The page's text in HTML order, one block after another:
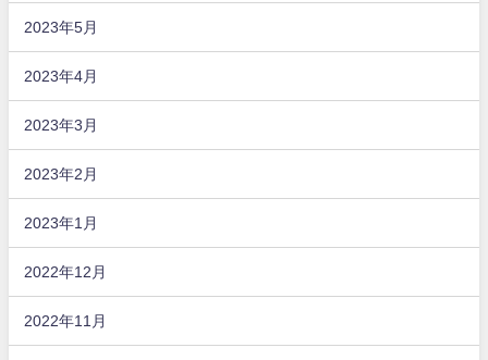
2023年5月
2023年4月
2023年3月
2023年2月
2023年1月
2022年12月
2022年11月